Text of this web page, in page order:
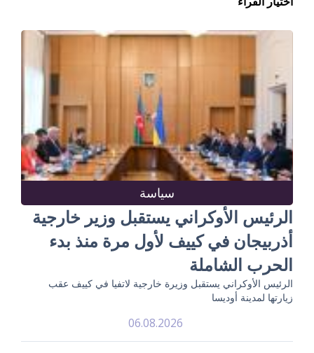
سياسة
الرئيس الأوكراني يستقبل وزير خارجية
أذربيجان في كييف لأول مرة منذ بدء
الحرب الشاملة
الرئيس الأوكراني يستقبل وزيرة خارجية لاتفيا في كييف عقب
زيارتها لمدينة أوديسا
06.08.2026